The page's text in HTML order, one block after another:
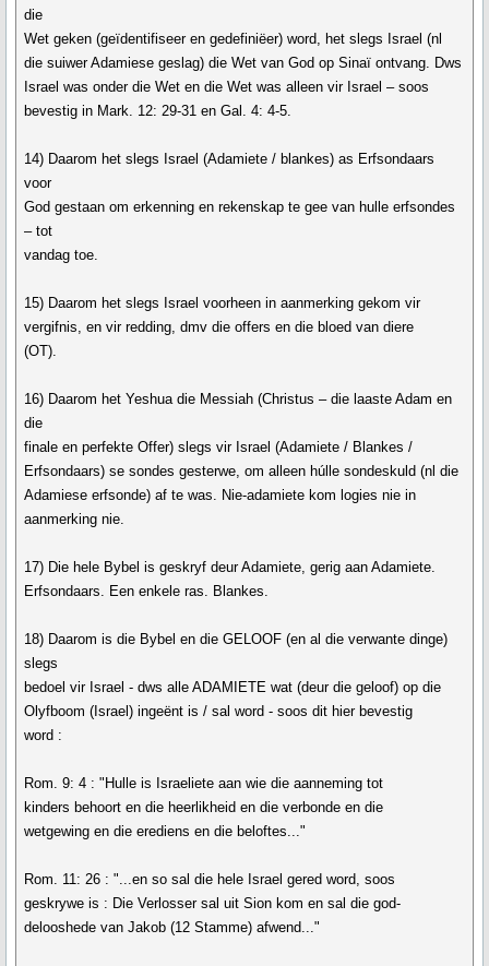
die
Wet geken (geïdentifiseer en gedefiniëer) word, het slegs Israel (nl
die suiwer Adamiese geslag) die Wet van God op Sinaï ontvang. Dws
Israel was onder die Wet en die Wet was alleen vir Israel – soos
bevestig in Mark. 12: 29-31 en Gal. 4: 4-5.
14) Daarom het slegs Israel (Adamiete / blankes) as Erfsondaars
voor
God gestaan om erkenning en rekenskap te gee van hulle erfsondes
– tot
vandag toe.
15) Daarom het slegs Israel voorheen in aanmerking gekom vir
vergifnis, en vir redding, dmv die offers en die bloed van diere
(OT).
16) Daarom het Yeshua die Messiah (Christus – die laaste Adam en
die
finale en perfekte Offer) slegs vir Israel (Adamiete / Blankes /
Erfsondaars) se sondes gesterwe, om alleen húlle sondeskuld (nl die
Adamiese erfsonde) af te was. Nie-adamiete kom logies nie in
aanmerking nie.
17) Die hele Bybel is geskryf deur Adamiete, gerig aan Adamiete.
Erfsondaars. Een enkele ras. Blankes.
18) Daarom is die Bybel en die GELOOF (en al die verwante dinge)
slegs
bedoel vir Israel - dws alle ADAMIETE wat (deur die geloof) op die
Olyfboom (Israel) ingeënt is / sal word - soos dit hier bevestig
word :
Rom. 9: 4 : "Hulle is Israeliete aan wie die aanneming tot
kinders behoort en die heerlikheid en die verbonde en die
wetgewing en die erediens en die beloftes..."
Rom. 11: 26 : "...en so sal die hele Israel gered word, soos
geskrywe is : Die Verlosser sal uit Sion kom en sal die god-
delooshede van Jakob (12 Stamme) afwend..."